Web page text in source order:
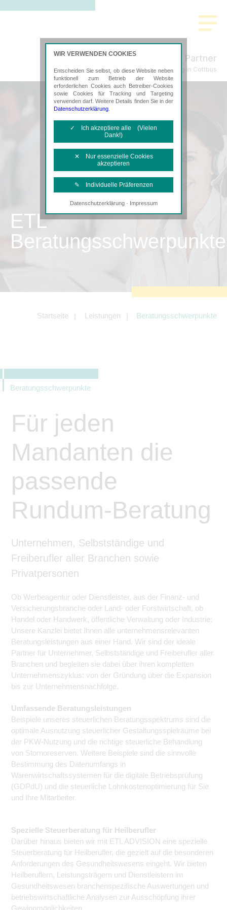
Schmidt & Partner
Steuerberatung in Cottbus
ETL
Beratungsschwerpunkte
Startseite Leistungen Beratungsschwerpunkte
Beratungsschwerpunkte
Für jeden
Mandanten die
passende
Rundum-Beratung
Unternehmen, Selbstständige und
Freiberufler aller Branchen sowie
Privatpersonen
Ob Werbeagentur oder Dienstleister, aus der Finanz- und
Versicherungsbranche oder Land- oder Forstwirtschaft, ob
Handel oder Handwerk, öffentliche Verwaltung oder Industrie:
Unsere Kanzlei bietet Ihnen alle unternehmensrelevanten
Beratungsleistungen aus einer Hand. Wir sind der ideale
Partner für Unternehmer, Selbstständige und Freiberufler aller
Branchen und begleiten sie dabei über ihren kompletten
Unternehmenszyklus: von der Gründung über die Expansion
bis zur Unternehmensnachfolge.
Umfassende Beratungsleistungen
Beispiele unseres steuerlichen Beratungsspektrums sind die
optimale Ausnutzung steuerlicher Gestaltungsspielräume bei
der PKW-Nutzung und die richtige steuerliche Behandlung
von Stornoreserven. Weitere Beispiele sind die sinnvolle
Bestimmung des Datenumfangs in
Warenwirtschaftssystemen für die digitale Betriebsprüfung
(GDPdU) und die steuerliche Lohnkostenoptimierung für Sie
und Ihre Mitarbeiter.
Spezielle Steuerberatung für Heilberufler
Darüber hinaus bieten wir mit ETL ADVISION eine spezielle
Steuerberatung für Heilberufler, die gezielt auf die besonderen
Anforderungen des Gesundheitswesens eingeht. Wir bieten
Heilberuflern, Leistungsträgern und Dienstleistern im
Gesundheitswesen branchenspezifische Auswertungen und
betriebswirtschaftliche Analysen zur Ausschöpfung ihrer
Gewinnmöglichkeiten.
WIR VERWENDEN COOKIES
Entscheiden Sie selbst, ob diese Website neben
funktionell zum Betrieb der Website
erforderlichen Cookies auch Betreiber-Cookies
sowie Cookies für Tracking und Targeting
verwenden darf. Weitere Details finden Sie in der
Datenschutzerklärung
✓ Ich akzeptiere alle (Vielen
Dank!)
✕ Nur essenzielle Cookies
akzeptieren
✎ Individuelle Präferenzen
Notwendige Cookies
Diese Cookies sind erforderlich, um die
Tracking- und Targeting-Cookies
Angebotes einschließlich der
Angeboten von z.B. Facebook und
LinkedIn.
können.
Datenschutzerklärung· Impressum